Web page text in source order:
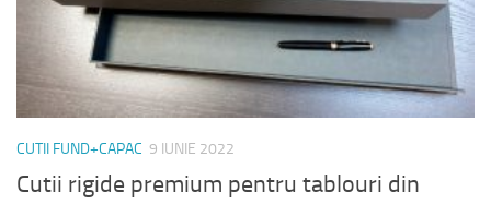
CUTII FUND+CAPAC 9 IUNIE 2022
Cutii rigide premium pentru tablouri din